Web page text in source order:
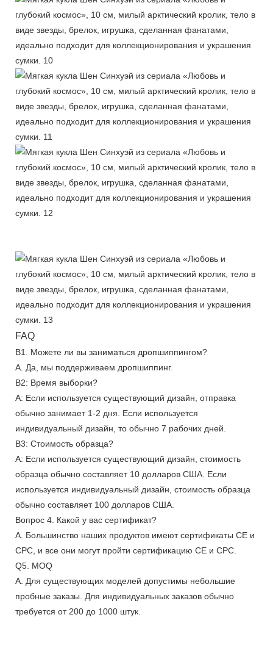
FAQ
В1. Можете ли вы заниматься дропшиппингом?
А. Да, мы поддерживаем дропшиппинг.
В2: Время выборки?
А: Если используется существующий дизайн, отправка
обычно занимает 1-2 дня. Если используется
индивидуальный дизайн, то обычно 7 рабочих дней.
В3: Стоимость образца?
А: Если используется существующий дизайн, стоимость
образца обычно составляет 10 долларов США. Если
используется индивидуальный дизайн, стоимость образца
обычно составляет 100 долларов США.
Вопрос 4. Какой у вас сертификат?
А. Большинство наших продуктов имеют сертификаты CE и
CPC, и все они могут пройти сертификацию CE и CPC.
Q5. MOQ
А. Для существующих моделей допустимы небольшие
пробные заказы. Для индивидуальных заказов обычно
требуется от 200 до 1000 штук.